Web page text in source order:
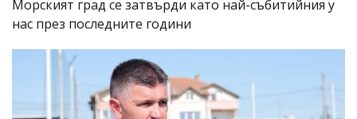
Морският град се затвърди като най-събитийния у
нас през последните години